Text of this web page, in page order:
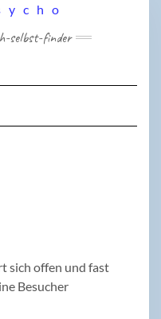
selbst-finder
Navigation
sich offen und fast
Besucher